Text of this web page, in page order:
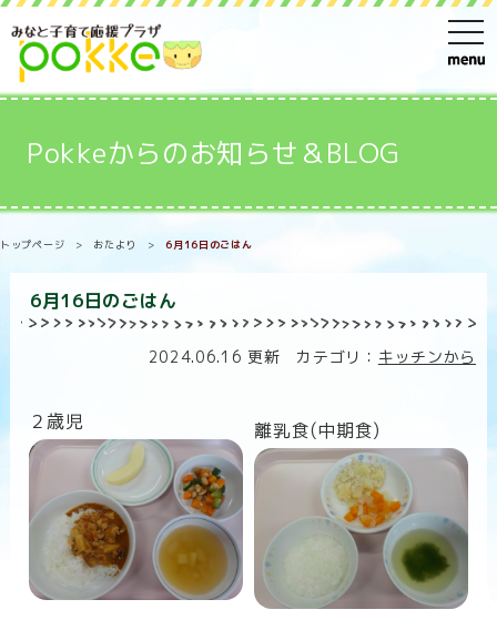
t
o
g
n
o
Pokkeからのお知らせ＆BLOG
トップページ > おたより >6月16日のごはん
6月16日のごはん
2024.06.16 更新 カテゴリ： キッチンから
２歳児 離乳食(中期食)